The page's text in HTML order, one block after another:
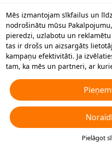
Mēs izmantojam sīkfailus un
nodrošinātu mūsu
pieredzi, uzlabotu un
tas ir drošs un aizsargāts
kampaņu efektivitāti. Ja
tam, ka mēs un partneri, ar
reklāmas nolūkos. Jūs varat arī
sīkfailus vai izvēlēties, kāda
atspējot, noklikšķinot uz
laikā privātuma iestatījumos.
Sīkfailu un līdzīgu tehnoloģiju
Pielāgot